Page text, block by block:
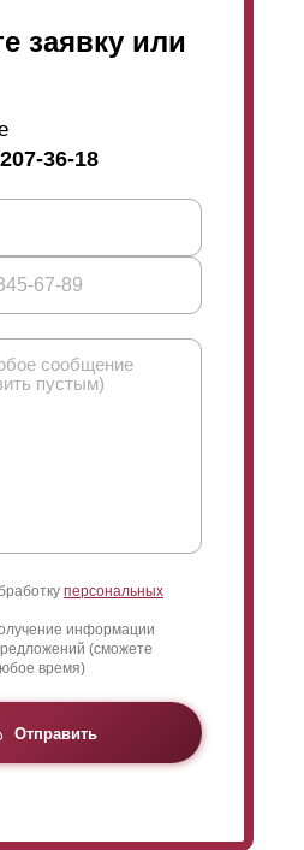
заявку или
36-18
персональных
информации
(сможете
время)
Отправить